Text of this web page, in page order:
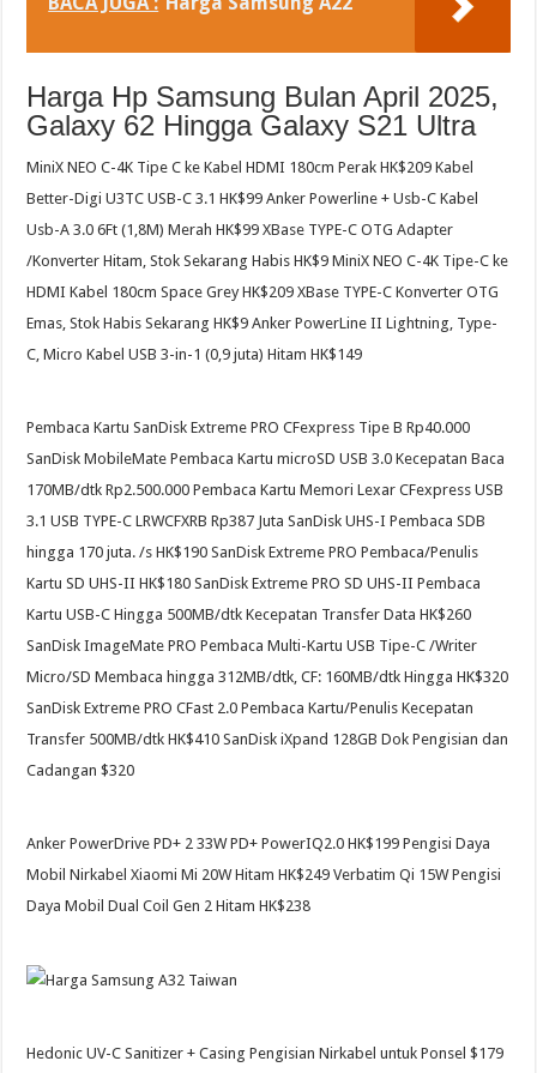
Harga Hp Samsung Bulan April 2025,
Galaxy 62 Hingga Galaxy S21 Ultra
MiniX NEO C-4K Tipe C ke Kabel HDMI 180cm Perak HK$209 Kabel
Better-Digi U3TC USB-C 3.1 HK$99 Anker Powerline + Usb-C Kabel
Usb-A 3.0 6Ft (1,8M) Merah HK$99 XBase TYPE-C OTG Adapter
/Konverter Hitam, Stok Sekarang Habis HK$9 MiniX NEO C-4K Tipe-C ke
HDMI Kabel 180cm Space Grey HK$209 XBase TYPE-C Konverter OTG
Emas, Stok Habis Sekarang HK$9 Anker PowerLine II Lightning, Type-
C, Micro Kabel USB 3-in-1 (0,9 juta) Hitam HK$149
Pembaca Kartu SanDisk Extreme PRO CFexpress Tipe B Rp40.000
SanDisk MobileMate Pembaca Kartu microSD USB 3.0 Kecepatan Baca
170MB/dtk Rp2.500.000 Pembaca Kartu Memori Lexar CFexpress USB
3.1 USB TYPE-C LRWCFXRB Rp387 Juta SanDisk UHS-I Pembaca SDB
hingga 170 juta. /s HK$190 SanDisk Extreme PRO Pembaca/Penulis
Kartu SD UHS-II HK$180 SanDisk Extreme PRO SD UHS-II Pembaca
Kartu USB-C Hingga 500MB/dtk Kecepatan Transfer Data HK$260
SanDisk ImageMate PRO Pembaca Multi-Kartu USB Tipe-C /Writer
Micro/SD Membaca hingga 312MB/dtk, CF: 160MB/dtk Hingga HK$320
SanDisk Extreme PRO CFast 2.0 Pembaca Kartu/Penulis Kecepatan
Transfer 500MB/dtk HK$410 SanDisk iXpand 128GB Dok Pengisian dan
Cadangan $320
Anker PowerDrive PD+ 2 33W PD+ PowerIQ2.0 HK$199 Pengisi Daya
Mobil Nirkabel Xiaomi Mi 20W Hitam HK$249 Verbatim Qi 15W Pengisi
Daya Mobil Dual Coil Gen 2 Hitam HK$238
Hedonic UV-C Sanitizer + Casing Pengisian Nirkabel untuk Ponsel $179